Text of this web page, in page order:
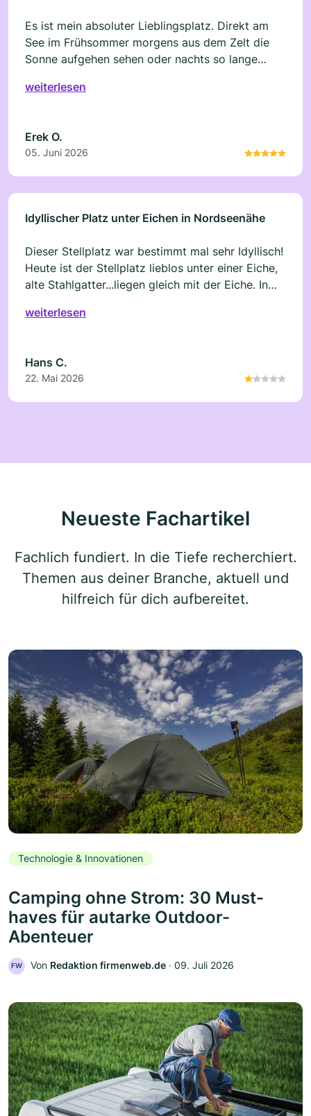
Es ist mein absoluter Lieblingsplatz. Direkt am
See im Frühsommer morgens aus dem Zelt die
Sonne aufgehen sehen oder nachts so lange
bei Sonnenaufgang in den Schlafsack kriecht. Ein
mehr?
weiterlesen
Erek O.
05. Juni 2026
Idyllischer Platz unter Eichen in Nordseenähe
Dieser Stellplatz war bestimmt mal sehr Idyllisch!
Heute ist der Stellplatz lieblos unter einer Eiche,
alte Stahlgatter...liegen gleich mit der Eiche. In
sehen, mit Wiesen, Sitzgruppen etc., diese sind
deinem Stellplatz.Wir sind wirklich nicht pingelig
und haben schon viel gesehen in 50 Jahren
Camping, aber so etwas haben wir noch nicht
weiterlesen
Hans C.
22. Mai 2026
Neueste Fachartikel
Fachlich fundiert. In die Tiefe recherchiert.
Themen aus deiner Branche, aktuell und
hilfreich für dich aufbereitet.
Technologie & Innovationen
Camping ohne Strom: 30 Must-
haves für autarke Outdoor-
Abenteuer
FW Von Redaktion firmenweb.de ‧ 09. Juli 2026